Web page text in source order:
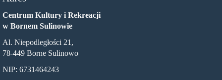
Centrum Kultury i Rekreacji
w Bornem Sulinowie
Al. Niepodległości 21,
78-449 Borne Sulinowo
NIP: 6731464243